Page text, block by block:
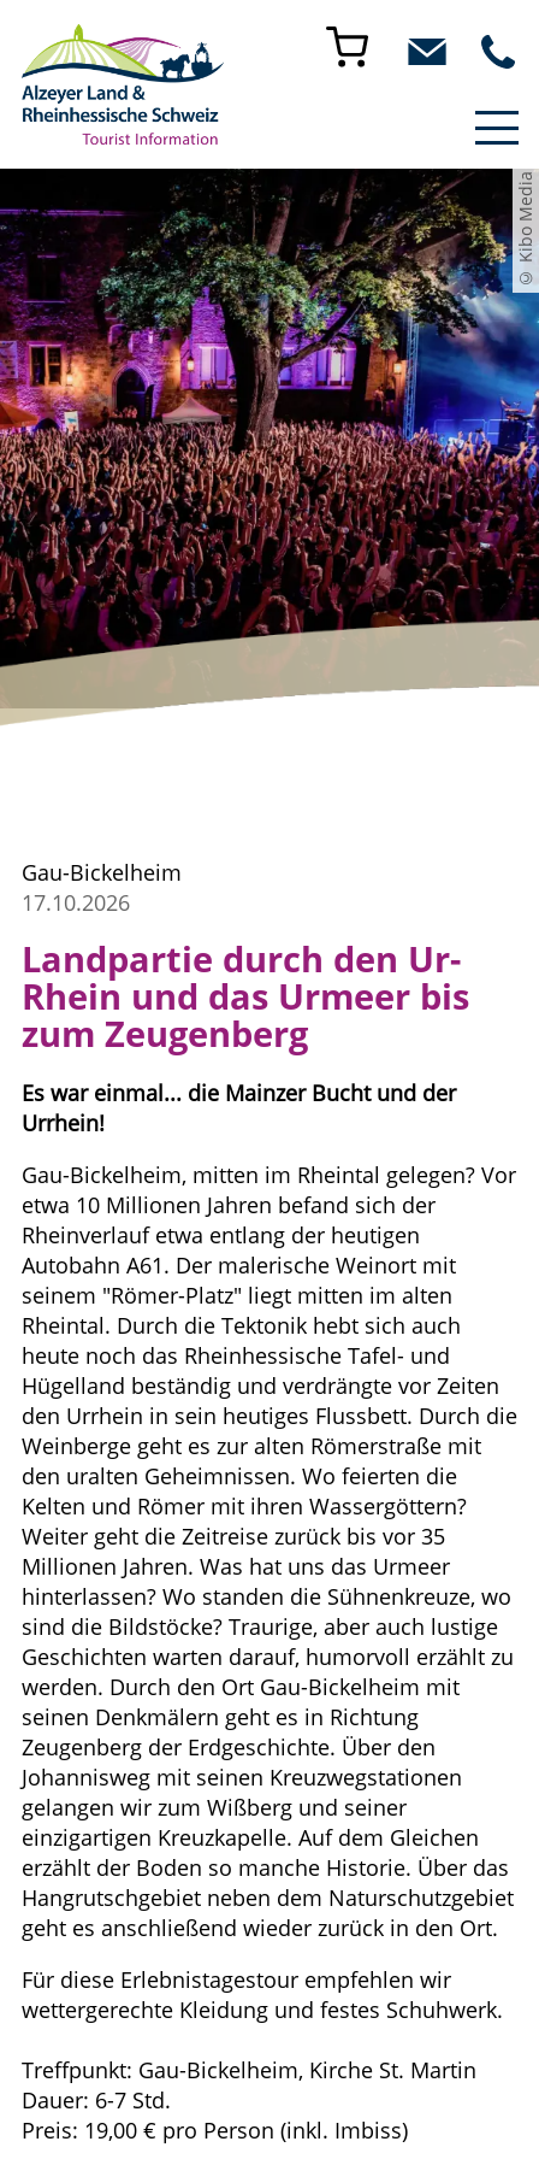
© Kibo Media
Gau-Bickelheim
17.10.2026
Landpartie durch den Ur-
Rhein und das Urmeer bis
zum Zeugenberg
Es war einmal... die Mainzer Bucht und der
Urrhein!
Gau-Bickelheim, mitten im Rheintal gelegen? Vor
etwa 10 Millionen Jahren befand sich der
Rheinverlauf etwa entlang der heutigen
Autobahn A61. Der malerische Weinort mit
seinem "Römer-Platz" liegt mitten im alten
Rheintal. Durch die Tektonik hebt sich auch
heute noch das Rheinhessische Tafel- und
Hügelland beständig und verdrängte vor Zeiten
den Urrhein in sein heutiges Flussbett. Durch die
Weinberge geht es zur alten Römerstraße mit
den uralten Geheimnissen. Wo feierten die
Kelten und Römer mit ihren Wassergöttern?
Weiter geht die Zeitreise zurück bis vor 35
Millionen Jahren. Was hat uns das Urmeer
hinterlassen? Wo standen die Sühnenkreuze, wo
sind die Bildstöcke? Traurige, aber auch lustige
Geschichten warten darauf, humorvoll erzählt zu
werden. Durch den Ort Gau-Bickelheim mit
seinen Denkmälern geht es in Richtung
Zeugenberg der Erdgeschichte. Über den
Johannisweg mit seinen Kreuzwegstationen
gelangen wir zum Wißberg und seiner
einzigartigen Kreuzkapelle. Auf dem Gleichen
erzählt der Boden so manche Historie. Über das
Hangrutschgebiet neben dem Naturschutzgebiet
geht es anschließend wieder zurück in den Ort.
Für diese Erlebnistagestour empfehlen wir
wettergerechte Kleidung und festes Schuhwerk.
Treffpunkt: Gau-Bickelheim, Kirche St. Martin
Dauer: 6-7 Std.
Preis: 19,00 € pro Person (inkl. Imbiss)